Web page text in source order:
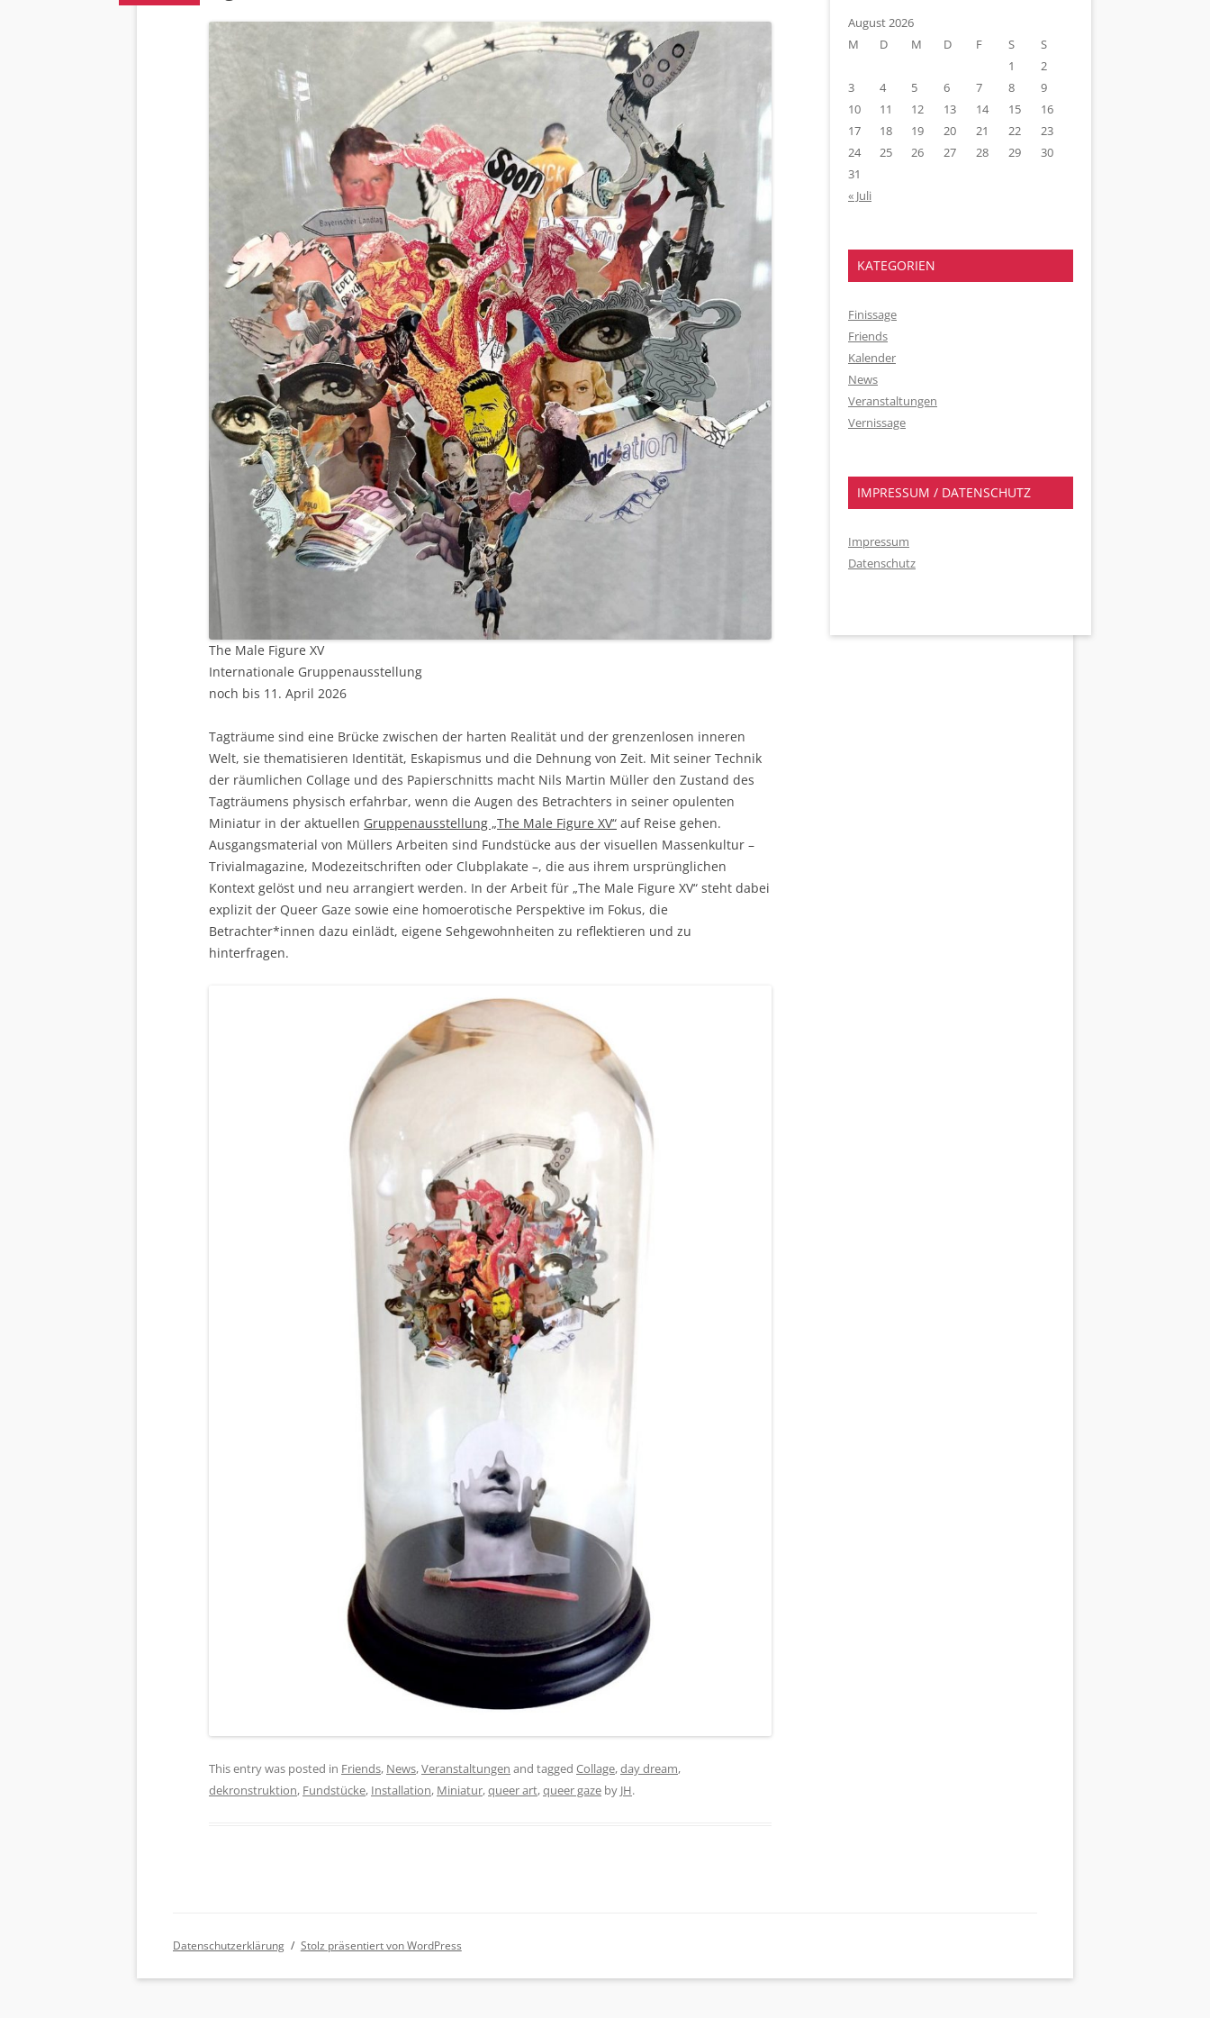
The Male Figure XV
Internationale Gruppenausstellung
noch bis 11. April 2026
Tagträume sind eine Brücke zwischen der harten Realität und der grenzenlosen inneren
Welt, sie thematisieren Identität, Eskapismus und die Dehnung von Zeit. Mit seiner Technik
der räumlichen Collage und des Papierschnitts macht Nils Martin Müller den Zustand des
Tagträumens physisch erfahrbar, wenn die Augen des Betrachters in seiner opulenten
Miniatur in der aktuellen Gruppenausstellung „The Male Figure XV“ auf Reise gehen.
Ausgangsmaterial von Müllers Arbeiten sind Fundstücke aus der visuellen Massenkultur –
Trivialmagazine, Modezeitschriften oder Clubplakate –, die aus ihrem ursprünglichen
Kontext gelöst und neu arrangiert werden. In der Arbeit für „The Male Figure XV“ steht dabei
explizit der Queer Gaze sowie eine homoerotische Perspektive im Fokus, die
Betrachter*innen dazu einlädt, eigene Sehgewohnheiten zu reflektieren und zu
hinterfragen.
This entry was posted in Friends, News,Veranstaltungen and tagged Collage,day dream,
dekronstruktion, Fundstücke, Installation, Miniatur,queer art,queer gaze by JH.
August 2026
M
D M D F S
S
1
2
3
4 5 6 7 8
9
10
11 12 13 14 15
16
17
18 19 20 21 22
23
24
25 26 27 28 29
30
31
« Juli
KATEGORIEN
Finissage
Friends
Kalender
News
Veranstaltungen
Vernissage
IMPRESSUM / DATENSCHUTZ
Impressum
Datenschutz
Datenschutzerklärung Stolz präsentiert von WordPress